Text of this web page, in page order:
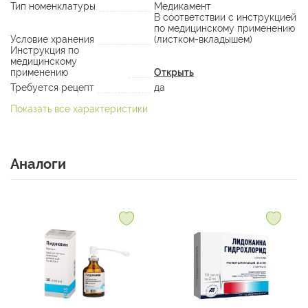
Тип номенклатуры
Медикамент
Условие хранения
В соответствии с инструкцией
по медицинскому применению
(листком-вкладышем)
Инструкция по
медицинскому
применению
Открыть
Требуется рецепт
да
Показать все характеристики
Аналоги